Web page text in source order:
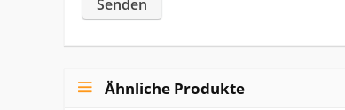
Ähnliche Produkte